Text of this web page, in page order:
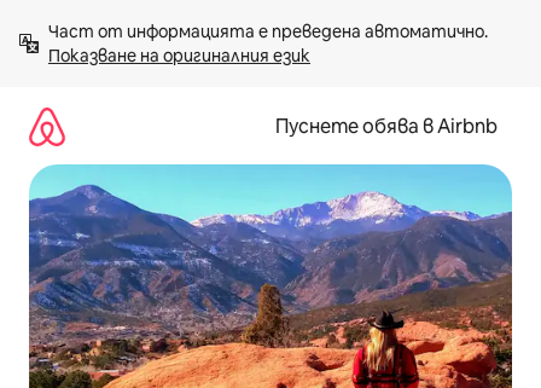
към
съдържанието
Показване на оригиналния език
Пуснете обява в Airbnb